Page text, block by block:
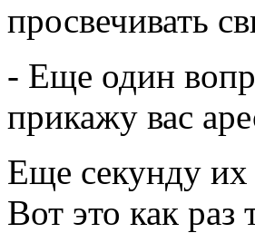
просвечивать
- Еще один
прикажу вас
Еще секунду их
Вот это как раз